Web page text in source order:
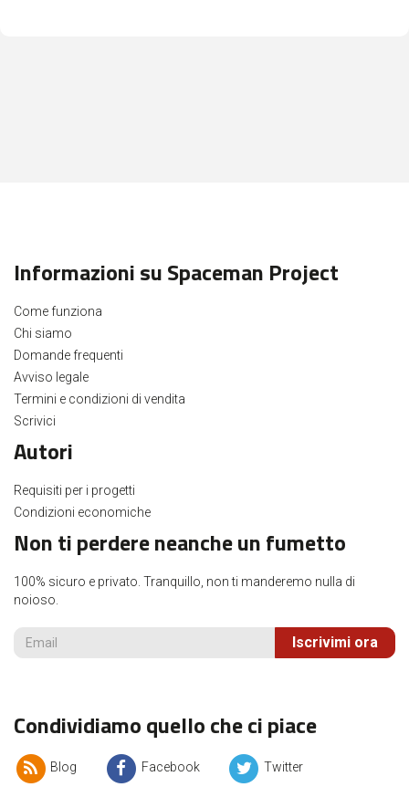
Informazioni su Spaceman Project
Come funziona
Chi siamo
Domande frequenti
Avviso legale
Termini e condizioni di vendita
Scrivici
Autori
Requisiti per i progetti
Condizioni economiche
Non ti perdere neanche un fumetto
100% sicuro e privato. Tranquillo, non ti manderemo nulla di
noioso.
Iscrivimi ora
Condividiamo quello che ci piace
Blog Facebook Twitter